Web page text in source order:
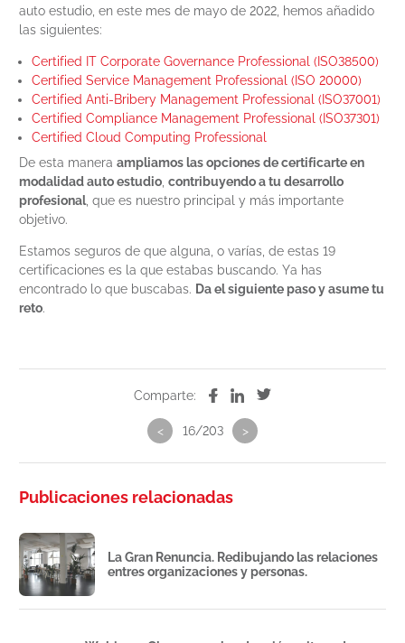
auto estudio, en este mes de mayo de 2022, hemos añadido
las siguientes:
Certified IT Corporate Governance Professional (ISO38500)
Certified Service Management Professional (ISO 20000)
Certified Anti-Bribery Management Professional (ISO37001)
Certified Compliance Management Professional (ISO37301)
Certified Cloud Computing Professional
De esta manera ampliamos las opciones de certificarte en
modalidad auto estudio contribuyendo a tu desarrollo
profesional, que es nuestro principal y más importante
objetivo.
Estamos seguros de que alguna, o varías, de estas 19
certificaciones es la que estabas buscando. Ya has
encontrado lo que buscabas. Da el siguiente paso y asume tu
reto.
Comparte:
< 16/203 >
Publicaciones relacionadas
La Gran Renuncia. Redibujando las relaciones
entres organizaciones y personas.